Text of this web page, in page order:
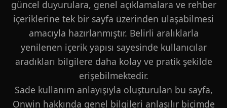
güncel duyurulara, genel açıklamalara ve rehber
içeriklerine tek bir sayfa üzerinden ulaşabilmesi
amacıyla hazırlanmıştır. Belirli aralıklarla
yenilenen içerik yapısı sayesinde kullanıcılar
aradıkları bilgilere daha kolay ve pratik şekilde
erişebilmektedir.
Sade kullanım anlayışıyla oluşturulan bu sayfa,
Onwin hakkında genel bilgileri anlaşılır biçimde